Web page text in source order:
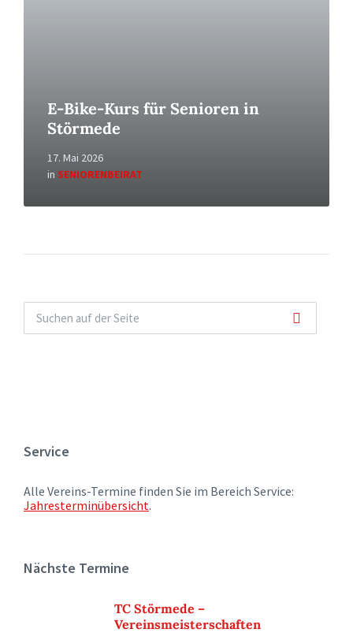
E-Bike-Kurs für Senioren in
Störmede
17. Mai 2026
in SENIORENBEIRAT
Service
Alle Vereins-Termine finden Sie im Bereich Service:
Jahresterminübersicht.
Nächste Termine
TC Störmede –
Vereinsmeisterschaften